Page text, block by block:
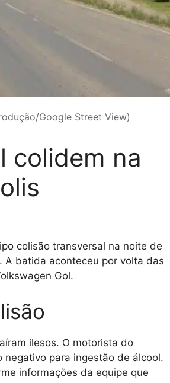
Google Street View)
colidem na
colisão transversal na noite de
A batida aconteceu por volta das
Gol.
ilesos. O motorista do
para ingestão de álcool.
informações da equipe que